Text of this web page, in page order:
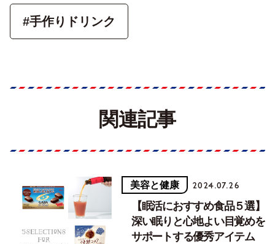
#手作りドリンク
関連記事
美容と健康 2024.07.26
【眠活におすすめ食品５選】
深い眠りと心地よい目覚めを
サポートする優秀アイテム